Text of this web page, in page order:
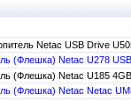
Netac USB Drive
(Флешка) Netac U278
(Флешка) Netac U185
(Флешка) Netac Netac